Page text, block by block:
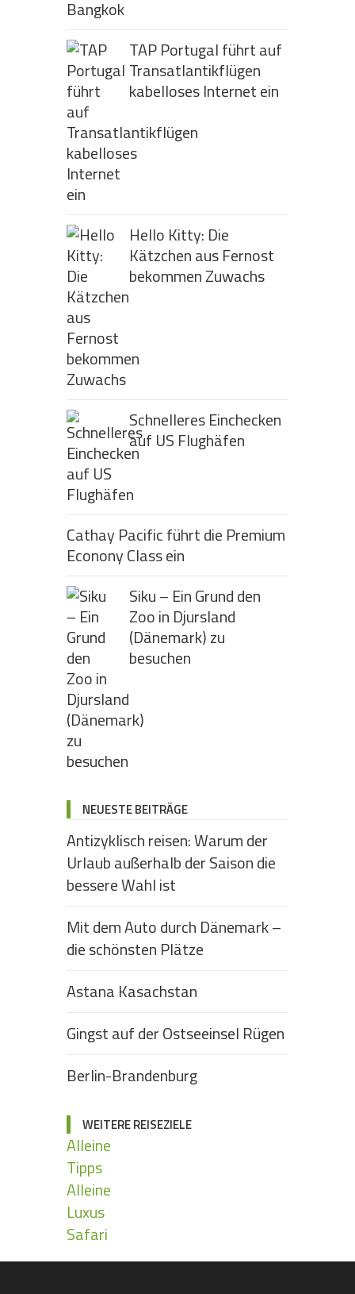
TAP Portugal führt auf
Transatlantikflügen
kabelloses Internet ein
Hello Kitty: Die
Kätzchen aus Fernost
bekommen Zuwachs
Schnelleres Einchecken
auf US Flughäfen
Cathay Pacific führt die Premium
Econony Class ein
Siku – Ein Grund den
Zoo in Djursland
(Dänemark) zu
besuchen
NEUESTE BEITRÄGE
Antizyklisch reisen: Warum der
Urlaub außerhalb der Saison die
bessere Wahl ist
Mit dem Auto durch Dänemark –
die schönsten Plätze
Astana Kasachstan
Gingst auf der Ostseeinsel Rügen
Berlin-Brandenburg
WEITERE REISEZIELE
Alleine
Tipps
Alleine
Luxus
Safari